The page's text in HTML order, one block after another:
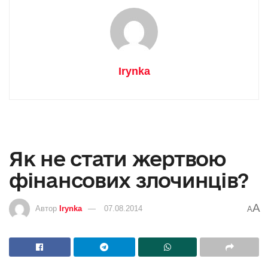
Irynka
Як не стати жертвою
фінансових злочинців?
Автор Irynka 07.08.2014 AA